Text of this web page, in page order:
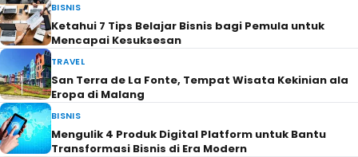
BISNIS
Ketahui 7 Tips Belajar Bisnis bagi Pemula untuk
Mencapai Kesuksesan
TRAVEL
San Terra de La Fonte, Tempat Wisata Kekinian ala
Eropa di Malang
BISNIS
Mengulik 4 Produk Digital Platform untuk Bantu
Transformasi Bisnis di Era Modern